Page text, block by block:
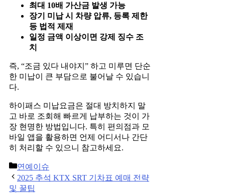
최대 10배 가산금 발생 가능
장기 미납 시 차량 압류, 등록 제한
등 법적 제재
일정 금액 이상이면 강제 징수 조
치
즉, “조금 있다 내야지” 하고 미루면 단순
한 미납이 큰 부담으로 불어날 수 있습니
다.
하이패스 미납요금은 절대 방치하지 말
고 바로 조회해 빠르게 납부하는 것이 가
장 현명한 방법입니다. 특히 편의점과 모
바일 앱을 활용하면 언제 어디서나 간단
히 처리할 수 있으니 참고하세요.
Categories
연예이슈
Post
navigation
2025 추석 KTX SRT 기차표 예매 전략
및 꿀팁